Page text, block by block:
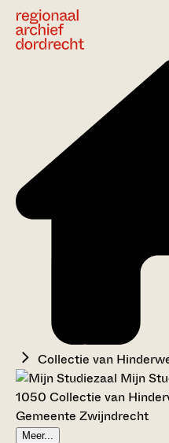
Collectie van
Mijn
1050 Collectie van
Gemeente Zwijndrecht
Meer...